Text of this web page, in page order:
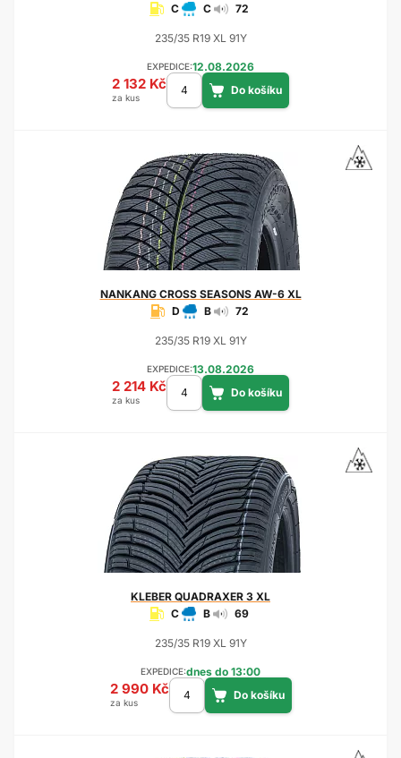
C
C 72
235/35 R19 XL 91Y
EXPEDICE:12.08.2026
2 132 Kč
za kus
NANKANGCROSS SEASONS AW-6 XL
D
B 72
235/35 R19 XL 91Y
EXPEDICE:13.08.2026
2 214 Kč
za kus
KLEBER QUADRAXER 3 XL
C
B 69
235/35 R19 XL 91Y
EXPEDICE:dnes do 13:00
2 990 Kč
za kus